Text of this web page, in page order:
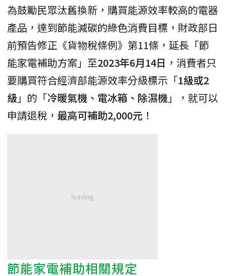
為鼓勵民眾汰舊換新，購買能源效率較高的電器
產品，達到節能減碳的綠色消費目標，財政部日
前預告修正《貨物稅條例》第11條，延長「節
能家電補助方案」至2023年6月14日 ，消費者只
要購買符合經濟部能源效率分級標示「1級或2
級 」的「冷暖氣機、電冰箱、除濕機 」，就可以
申請退稅， 最高可補助2,000元 ！
節能家電補助相關規定